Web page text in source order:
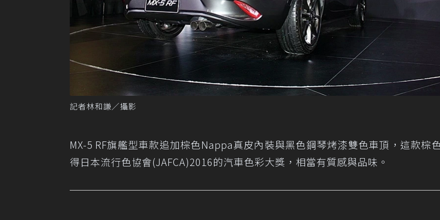
記者林和謙／攝影
MX-5 RF旗艦型車款追加棕色Nappa真皮內裝與黑色鋼琴烤漆雙色車頂，這款棕
得日本流行色協會(JAFCA)2016的汽車色彩大獎，相當有質感與品味。